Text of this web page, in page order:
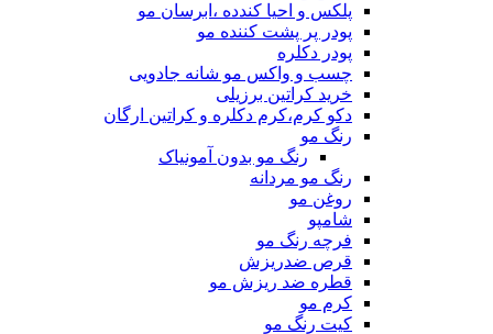
پلکس و احیا کندده ،ابرسان مو
پودر پر پشت کننده مو
پودر دکلره
چسب و واکس مو شانه جادویی
خرید کراتین برزیلی
دکو کرم،کرم دکلره و کراتین ارگان
رنگ مو
رنگ مو بدون آمونیاک
رنگ مو مردانه
روغن مو
شامپو
فرچه رنگ مو
قرص ضدریزش
قطره ضد ریزش مو
کرم مو
کیت رنگ مو